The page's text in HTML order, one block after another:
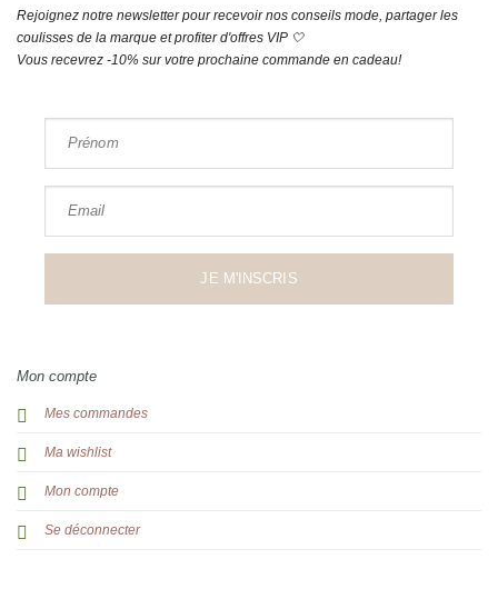
Mon compte
Mes commandes
Ma wishlist
Mon compte
Se déconnecter
Rejoignez notre newsletter pour recevoir nos conseils mode, partager les
coulisses de la marque et profiter d'offres VIP 🤍
Vous recevrez -10% sur votre prochaine commande en cadeau!
Prénom
Email
JE M'INSCRIS